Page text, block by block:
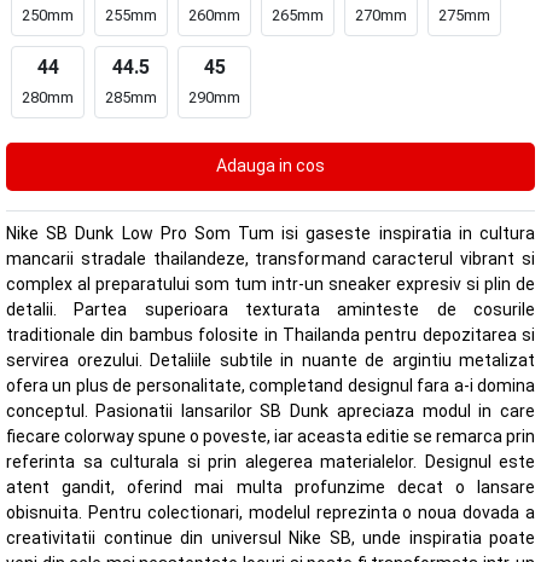
250mm 255mm 260mm 265mm 270mm 275mm
44
280mm
44.5
285mm
45
290mm
Nike SB Dunk Low Pro Som Tum isi gaseste inspiratia in cultura
mancarii stradale thailandeze, transformand caracterul vibrant si
complex al preparatului som tum intr-un sneaker expresiv si plin de
detalii. Partea superioara texturata aminteste de cosurile
traditionale din bambus folosite in Thailanda pentru depozitarea si
servirea orezului. Detaliile subtile in nuante de argintiu metalizat
ofera un plus de personalitate, completand designul fara a-i domina
conceptul. Pasionatii lansarilor SB Dunk apreciaza modul in care
fiecare colorway spune o poveste, iar aceasta editie se remarca prin
referinta sa culturala si prin alegerea materialelor. Designul este
atent gandit, oferind mai multa profunzime decat o lansare
obisnuita. Pentru colectionari, modelul reprezinta o noua dovada a
creativitatii continue din universul Nike SB, unde inspiratia poate